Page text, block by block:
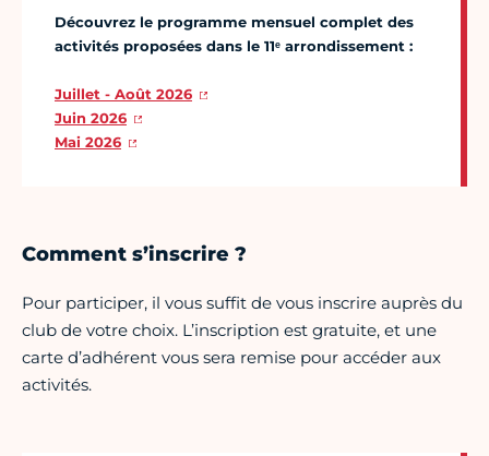
Découvrez le programme mensuel complet des
activités proposées dans le 11ᵉ arrondissement :
Juillet - Août 2026
Juin 2026
Mai 2026
Comment s’inscrire ?
Pour participer, il vous suffit de vous inscrire auprès du
club de votre choix. L’inscription est gratuite, et une
carte d’adhérent vous sera remise pour accéder aux
activités.